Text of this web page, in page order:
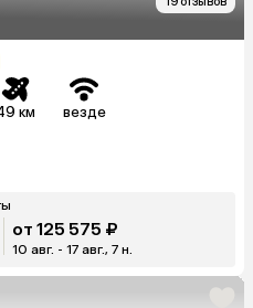
км везде
от 125 575 ₽
10 авг. - 17 авг., 7 н.